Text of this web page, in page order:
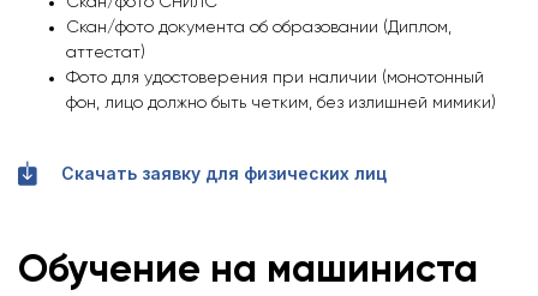
Скан/фото документа об образовании (Диплом,
аттестат)
Фото для удостоверения при наличии (монотонный
фон, лицо должно быть четким, без излишней мимики)
Скачать заявку для физических лиц
Обучение на машиниста